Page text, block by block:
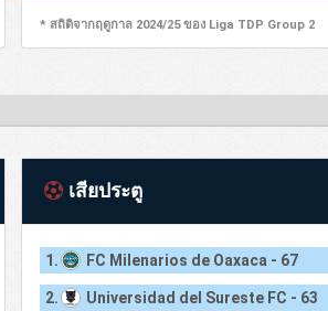
* สถิติจากฤดูกาล 2024/25 ของ Liga TDP Group 2
เสียประตู
1. FC Milenarios de Oaxaca - 67
2. Universidad del Sureste FC - 63